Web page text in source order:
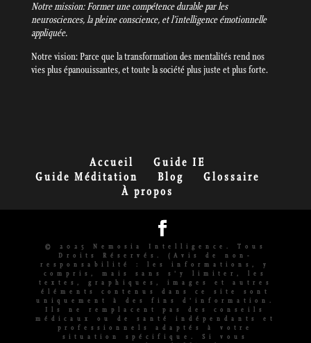
Notre mission: Former une compétence durable par les
neurosciences, la pleine conscience, et l’intelligence émotionnelle
appliquée.
Notre vision: Parce que la transformation des mentalités rend nos
vies plus épanouissantes, et toute la société plus juste et plus forte.
Accueil
Guide IE
Guide Méditation
Blog
Glossaire
À propos
© 2025 Nemosia Intelligence. Tous
Droits Réservés. (Avis de non-
responsabilité : les informations, y
compris, mais sans s'y limiter, les
textes, graphiques, images et autres
éléments contenus dans ce site sont
uniquement à des fins d'information.
Ils ne remplacent pas des conseils
médicaux ou de santé indépendants et
professionnels adaptés à votre
situation spécifique. Si vous